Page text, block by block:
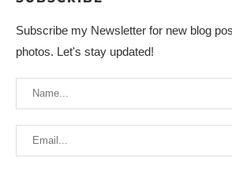
Subscribe my Newsletter for new blog
photos. Let's stay updated!